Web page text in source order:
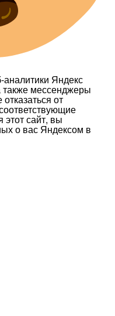
аналитики Яндекс
также мессенджеры
от
этот сайт, вы
о вас Яндексом в